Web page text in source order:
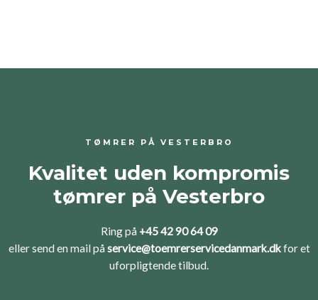
TØMRER PÅ VESTERBRO
Kvalitet uden kompromis
tømrer på Vesterbro
Ring på +45 42 90 64 09
eller send en mail på service@toemrerservicedanmark.dkfor et
uforpligtende tilbud.